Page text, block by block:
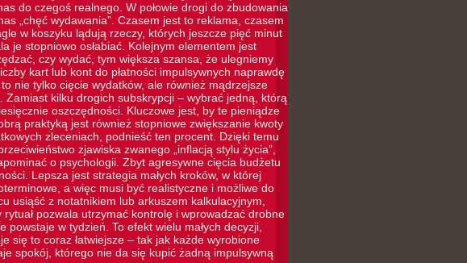
do czegoś realnego. W połowie drogi do zbudowania
„chęć wydawania”. Czasem jest to reklama, czasem
w koszyku lądują rzeczy, których jeszcze pięć minut
je stopniowo osłabiać. Kolejnym elementem jest
czy wydać, tym większa szansa, że ulegniemy
kart lub kont do płatności impulsywnych naprawdę
nie tylko cięcie wydatków, ale również mądrzejsze
kilku drogich subskrypcji – wybrać jedną, którą
oszczędności. Kluczowe jest, by te pieniądze
praktyką jest również stopniowe zwiększanie kwoty
zleceniach, podnieść ten procent. Dzięki temu
zjawiska zwanego „inflacją stylu życia”,
o psychologii. Zbyt agresywne cięcia budżetu
Lepsza jest strategia małych kroków, w której
a więc musi być realistyczne i możliwe do
usiąść z notatnikiem lub arkuszem kalkulacyjnym,
pozwala utrzymać kontrolę i wprowadzać drobne
w tydzień. To efekt wielu małych decyzji,
się to coraz łatwiejsze – tak jak każde wyrobione
spokój, którego nie da się kupić żadną impulsywną